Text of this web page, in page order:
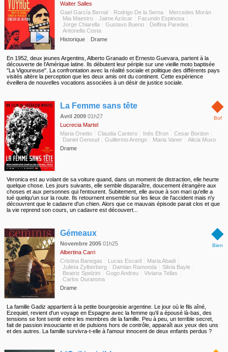
Walter Salles
Gael García Bernal
Rodrigo De la Serna
Mercedes Morán
Mia Maestro
Jaime Azócar
Facundo Espinosa
Jorge Chiarella
Gustavo Bueno
Delfina Paredes
Antonella Costa
Historique
Drame
En 1952, deux jeunes Argentins, Alberto Granado et Ernesto Guevara, partent à la
découverte de l'Amérique latine. Ils débutent leur périple sur une vieille moto baptisée
"La Vigoureuse". La confrontation avec la réalité sociale et politique des différents pays
visités altère la perception que les deux amis ont du continent. Cette expérience
éveillera de nouvelles vocations associées à un désir de justice sociale.
◆
Bof
La Femme sans tête
Avril 2009 01h27
Lucrecia Martel
Maria Onetto
Claudia Cantero Inés Efron
Cesar Bordon
Daniel Genoud
Guillermo Arengo Maria Vaner
Alicia Muxo
Drame
Veronica est au volant de sa voiture quand, dans un moment de distraction, elle heurte
quelque chose. Les jours suivants, elle semble disparaître, doucement étrangère aux
choses et aux personnes qui l'entourent. Subitement, elle avoue à son mari qu'elle a
tué quelqu'un sur la route. Ils retournent ensemble sur les lieux de l'accident mais n'y
découvrent que le cadavre d'un chien. Alors que ce mauvais épisode parait clos et que
la vie reprend son cours, un cadavre est découvert...
◆
Bien
Gémeaux
Novembre 2005 01h25
Albertina Carri
Cristina Banegas
Lucas Escaril
Maria Abadi
Julieta Zylberberg
Damian Ramonda
Silvia Bayle
Beatriz Spelzini
Gogo Andreu
Viviana Tellas
Carlos Duranona
Drame
La famille Gadiz appartient à la petite bourgeoisie argentine. Le jour où le fils aîné,
Ezequiel, revient d'un voyage en Espagne avec la femme qu'il a épousé là-bas, des
tensions se font sentir entre les membres de la famille. Peu à peu, un terrible secret,
fait de passion insouciante et de pulsions hors de contrôle, apparaît aux yeux des uns
et des autres. La famille survivra-t-elle à l'amour innocent de deux enfants perdus ?